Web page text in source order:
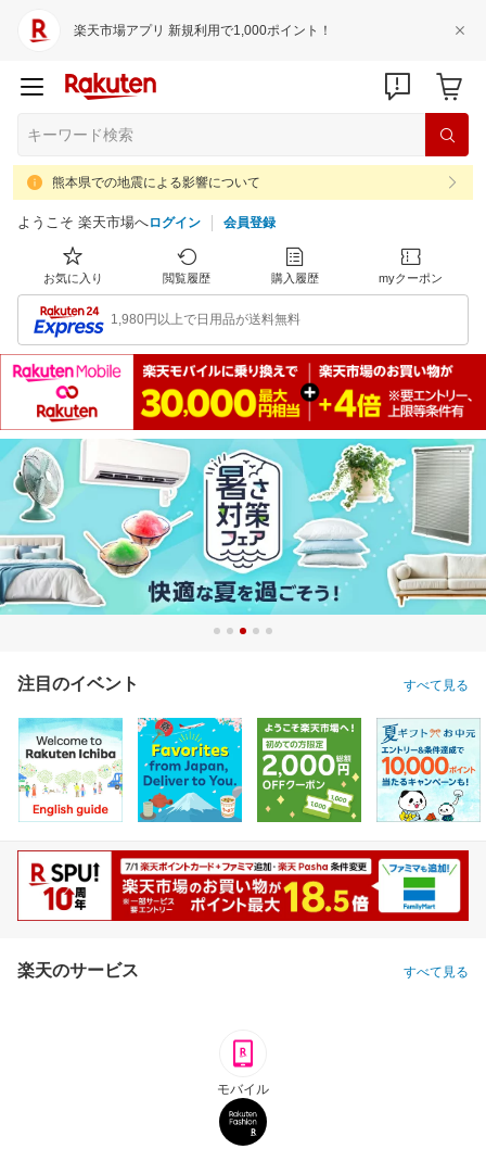
楽天市場アプリ 新規利用で1,000ポイント！
熊本県での地震による影響について
ようこそ 楽天市場へログイン 会員登録
お気に入り 閲覧履歴 購入履歴 myクーポン
1,980円以上で日用品が送料無料
注目のイベント すべて見る
楽天のサービス すべて見る
モバイル